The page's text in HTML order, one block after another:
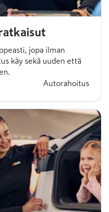
jopa ilman
käy sekä uuden että
Autorahoitus